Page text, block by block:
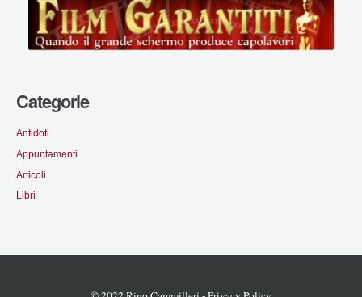
Categorie
Antidoti
Appuntamenti
Articoli
Libri